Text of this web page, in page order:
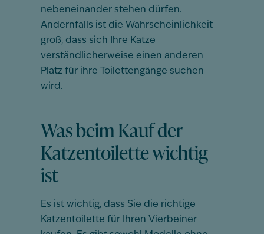
nebeneinander stehen dürfen.
Andernfalls ist die Wahrscheinlichkeit
groß, dass sich Ihre Katze
verständlicherweise einen anderen
Platz für ihre Toilettengänge suchen
wird.
Was beim Kauf der
Katzentoilette wichtig
ist
Es ist wichtig, dass Sie die richtige
Katzentoilette für Ihren Vierbeiner